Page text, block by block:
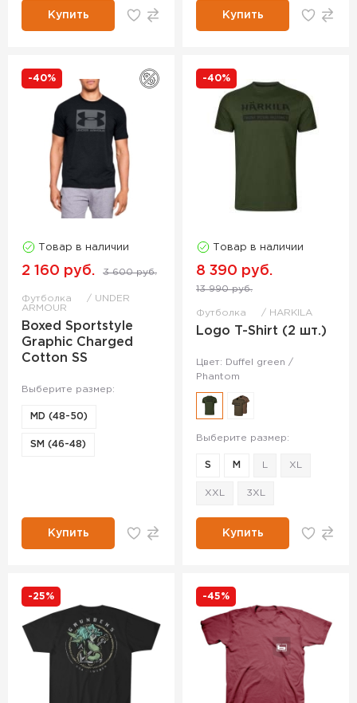
Купить Купить
-40%
Товар в наличии
2 160 руб. 3 600 руб.
Футболка
UNDER
ARMOUR
Boxed Sportstyle
Graphic Charged
Cotton SS
Выберите размер:
MD (48-50)
SM (46-48)
Купить
-40%
Товар в наличии
8 390 руб.
13 990 руб.
Футболка HARKILA
Logo T-Shirt (2 шт.)
Цвет: Duffel green /
Phantom
Выберите размер:
S M XL
XXL 3XL
Купить
-25% -45%